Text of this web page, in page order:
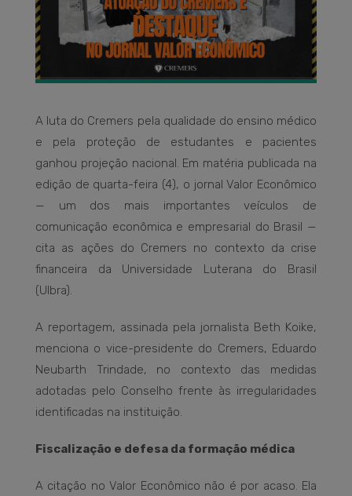
A luta do Cremers pela qualidade do ensino médico
e pela proteção de estudantes e pacientes
ganhou projeção nacional. Em matéria publicada na
edição de quarta-feira (4), o jornal Valor Econômico
— um dos mais importantes veículos de
comunicação econômica e empresarial do Brasil —
cita as ações do Cremers no contexto da crise
financeira da Universidade Luterana do Brasil
(Ulbra).
A reportagem, assinada pela jornalista Beth Koike,
menciona o vice-presidente do Cremers, Eduardo
Neubarth Trindade, no contexto das medidas
adotadas pelo Conselho frente às irregularidades
identificadas na instituição.
Fiscalização e defesa da formação médica
A citação no Valor Econômico não é por acaso. Ela